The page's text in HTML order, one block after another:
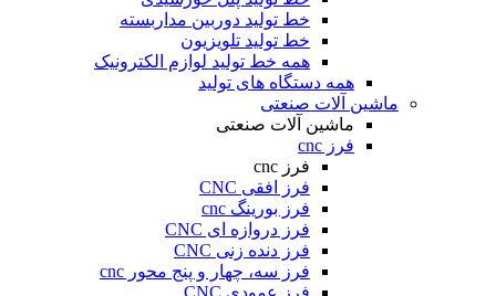
خط تولید دوربین مداربسته
خط تولید تلویزیون
همه خط تولید لوازم الکترونیک
همه دستگاه های تولید
ماشین آلات صنعتی
ماشین آلات صنعتی
فرز cnc
فرز cnc
فرز افقی CNC
فرز بورینگ cnc
فرز دروازه ای CNC
فرز دنده زنی CNC
فرز سه، چهار و پنج محور cnc
فرز عمودی CNC